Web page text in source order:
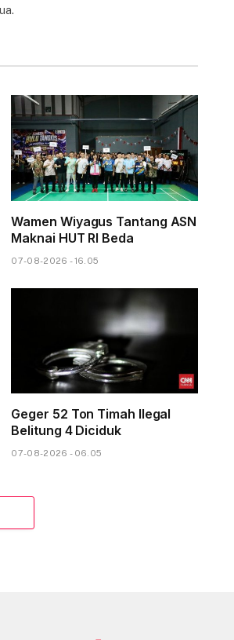
Wamen Wiyagus Tantang ASN
Maknai HUT RI Beda
07-08-2026 - 16.05
Geger 52 Ton Timah Ilegal
Belitung 4 Diciduk
07-08-2026 - 06.05